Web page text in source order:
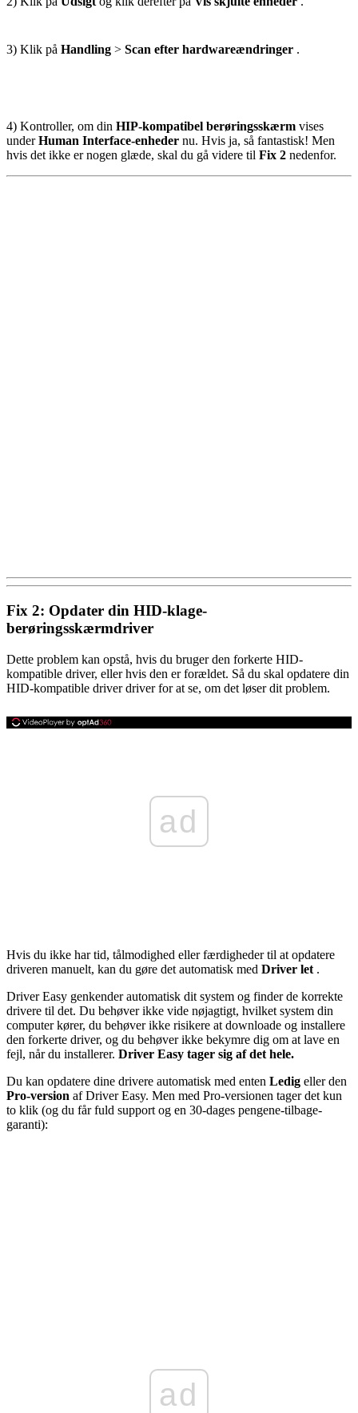
3) Klik på Handling > Scan efter hardwareændringer .
4) Kontroller, om din HIP-kompatibel berøringsskærm vises
underHuman Interface-enheder nu. Hvis ja, så fantastisk! Men
hvis det ikke er nogen glæde, skal du gå videre til Fix 2 nedenfor.
Fix 2: Opdater din HID-klage-
berøringsskærmdriver
Dette problem kan opstå, hvis du bruger den forkerte HID-
kompatible driver, eller hvis den er forældet. Så du skal opdatere din
HID-kompatible driver driver for at se, om det løser dit problem.
ad
Hvis du ikke har tid, tålmodighed eller færdigheder til at opdatere
driveren manuelt, kan du gøre det automatisk med Driver let .
Driver Easy genkender automatisk dit system og finder de korrekte
drivere til det. Du behøver ikke vide nøjagtigt, hvilket system din
computer kører, du behøver ikke risikere at downloade og installere
den forkerte driver, og du behøver ikke bekymre dig om at lave en
fejl, når du installerer. Driver Easy tager sig af det hele.
Du kan opdatere dine drivere automatisk med enten Ledig eller den
Pro-version af Driver Easy. Men med Pro-versionen tager det kun
to klik (og du får fuld support og en 30-dages pengene-tilbage-
garanti):
ad